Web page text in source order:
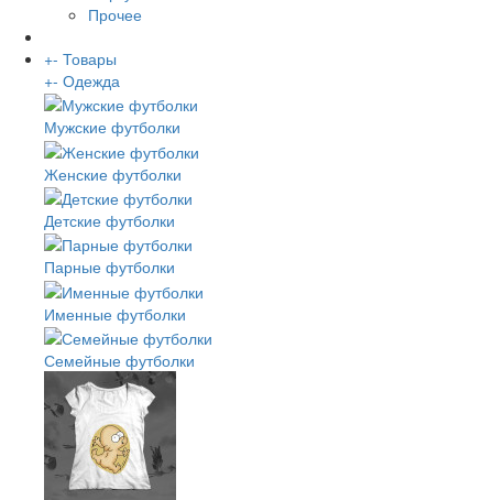
Прочее
+- Товары
+- Одежда
Мужские футболки
Женские футболки
Детские футболки
Парные футболки
Именные футболки
Семейные футболки